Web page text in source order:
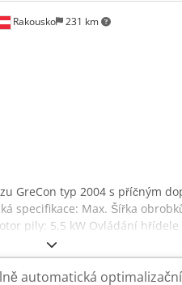
Rakousko 231 km
GreCon typ 2004 s příčným
specifikace: Max. Šířka
pily: 5,5 kW Ovládání
cca 1 800 kg byla
automatická